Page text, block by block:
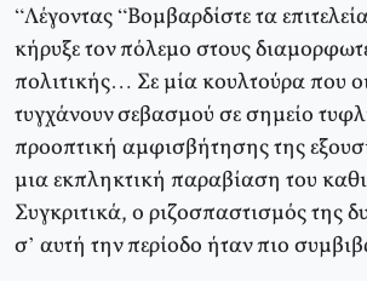
“Λέγοντας “Βομβαρδίστε τα
κήρυξε τον πόλεμο στους
πολιτικής… Σε μία κουλτούρα που
τυγχάνουν σεβασμού σε σημείο
προοπτική αμφισβήτησης της
μια εκπληκτική παραβίαση του
Συγκριτικά, ο ριζοσπαστισμός της
σ’ αυτή την περίοδο ήταν πιο